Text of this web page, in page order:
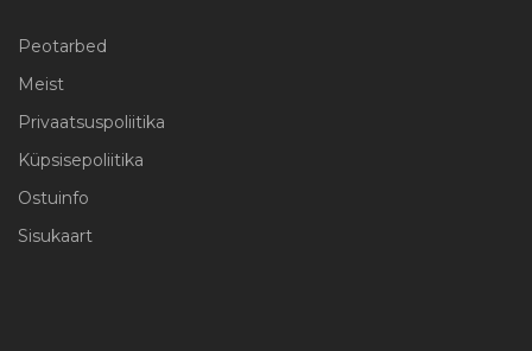
Peotarbed
Meist
Privaatsuspoliitika
Küpsisepoliitika
Ostuinfo
Sisukaart